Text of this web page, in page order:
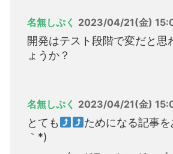
名無しぷく 2023/04/21(金)
開発はテスト段階で変だと思
ょうか？
名無しぷく 2023/04/21(金)
とても
ためになる記事
｀*)